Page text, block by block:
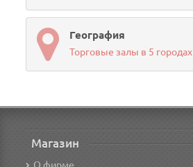
География
Торговые залы в 5 городах
Магазин